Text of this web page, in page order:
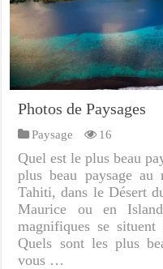
Photos de Paysages
Paysage 16
Quel est le plus beau
plus beau paysage au
Tahiti, dans le Désert
Maurice ou en
magnifiques se
Quels sont les plus
vous …